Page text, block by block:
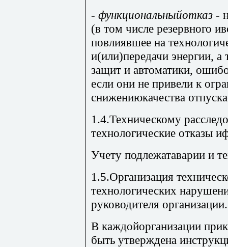
- функциональныйотказ -
(в том числе резервного
повлиявшее на
и(или)передачи энергии, а
защит и автоматики,
если они не привели к
снижениюкачества
1.4.Техническому
технологические отказы
Учету подлежатаварии и
1.5.Организация
технологических
руководителя организации.
В каждойорганизации
быть утверждена